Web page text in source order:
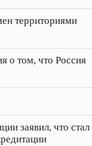
территориями
о том, что Россия
заявил, что стал